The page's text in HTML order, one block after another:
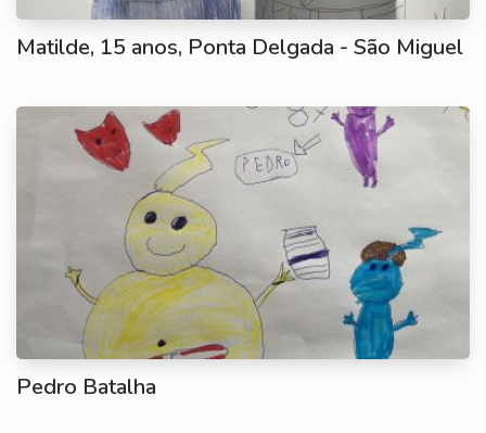
Matilde, 15 anos, Ponta Delgada - São Miguel
Pedro Batalha